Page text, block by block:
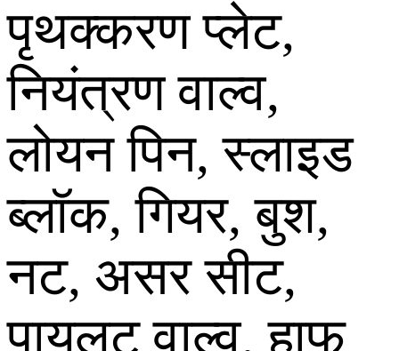
पृथक्करण प्लेट,
नियंत्रण वाल्व,
लोयन पिन, स्लाइड
ब्लॉक, गियर, बुश,
नट, असर सीट,
पायलट वाल्व, हाफ